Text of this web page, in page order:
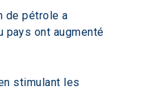
de pétrole a
pays ont augmenté
stimulant les